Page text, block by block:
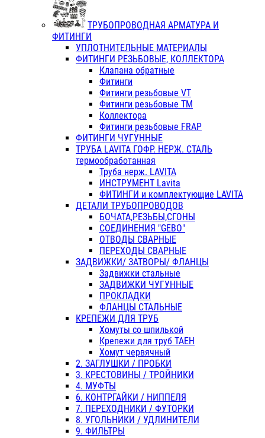
ТРУБОПРОВОДНАЯ АРМАТУРА И
ФИТИНГИ
УПЛОТНИТЕЛЬНЫЕ МАТЕРИАЛЫ
ФИТИНГИ РЕЗЬБОВЫЕ, КОЛЛЕКТОРА
Клапана обратные
Фитинги
Фитинги резьбовые VT
Фитинги резьбовые ТМ
Коллектора
Фитинги резьбовые FRAP
ФИТИНГИ ЧУГУННЫЕ
ТРУБА LAVITA ГОФР. НЕРЖ. СТАЛЬ
термообработанная
Труба нерж. LAVITA
ИНСТРУМЕНТ Lavita
ФИТИНГИ и комплектующие LAVITA
ДЕТАЛИ ТРУБОПРОВОДОВ
БОЧАТА,РЕЗЬБЫ,СГОНЫ
СОЕДИНЕНИЯ "GEBO"
ОТВОДЫ СВАРНЫЕ
ПЕРЕХОДЫ СВАРНЫЕ
ЗАДВИЖКИ/ ЗАТВОРЫ/ ФЛАНЦЫ
Задвижки стальные
ЗАДВИЖКИ ЧУГУННЫЕ
ПРОКЛАДКИ
ФЛАНЦЫ СТАЛЬНЫЕ
КРЕПЕЖИ ДЛЯ ТРУБ
Хомуты со шпилькой
Крепежи для труб ТАЕН
Хомут червячный
2. ЗАГЛУШКИ / ПРОБКИ
3. КРЕСТОВИНЫ / ТРОЙНИКИ
4. МУФТЫ
6. КОНТРГАЙКИ / НИППЕЛЯ
7. ПЕРЕХОДНИКИ / ФУТОРКИ
8. УГОЛЬНИКИ / УДЛИНИТЕЛИ
9. ФИЛЬТРЫ